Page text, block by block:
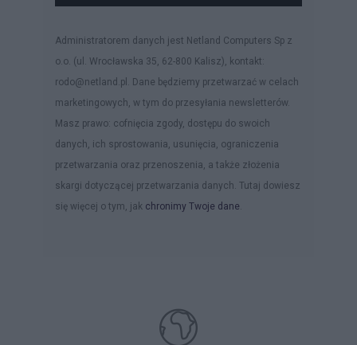
Administratorem danych jest Netland Computers Sp z
o.o. (ul. Wrocławska 35, 62-800 Kalisz), kontakt:
rodo@netland.pl. Dane będziemy przetwarzać w celach
marketingowych, w tym do przesyłania newsletterów.
Masz prawo: cofnięcia zgody, dostępu do swoich
danych, ich sprostowania, usunięcia, ograniczenia
przetwarzania oraz przenoszenia, a także złożenia
skargi dotyczącej przetwarzania danych. Tutaj dowiesz
się więcej o tym, jak chronimy Twoje dane.